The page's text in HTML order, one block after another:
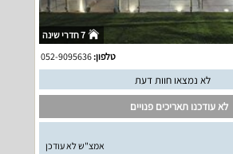
7 חדרי שינה
טלפון:052-9095636
לא נמצאו חוות דעת
לא עודכנו תאריכים פנויים
אמצ"ש לא עודכן